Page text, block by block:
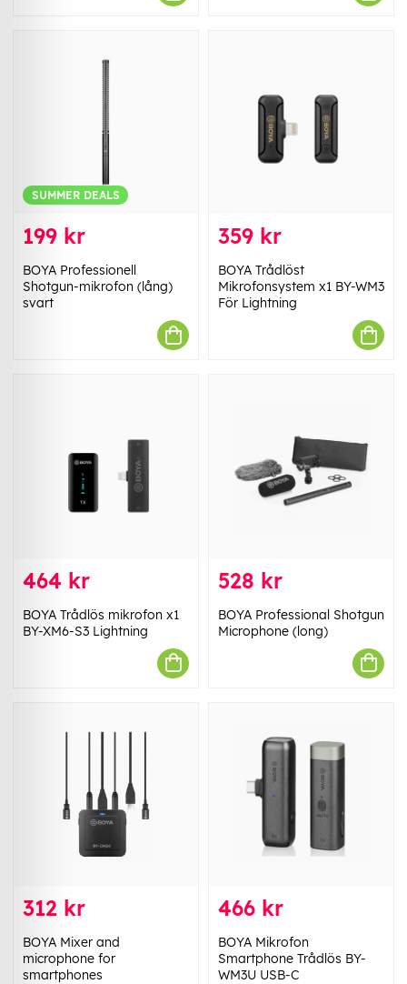
SUMMER DEALS
199 kr
BOYA Professionell
Shotgun-mikrofon (lång)
svart
359 kr
BOYA Trådlöst
Mikrofonsystem x1 BY-WM3
För Lightning
464 kr
BOYA Trådlös mikrofon x1
BY-XM6-S3 Lightning
528 kr
BOYA Professional Shotgun
Microphone (long)
312 kr
BOYA Mixer and
microphone for
smartphones
466 kr
BOYA Mikrofon
Smartphone Trådlös BY-
WM3U USB-C